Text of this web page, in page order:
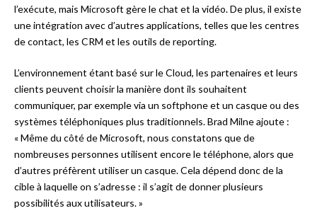
l’exécute, mais Microsoft gère le chat et la vidéo. De plus, il existe
une intégration avec d’autres applications, telles que les centres
de contact, les CRM et les outils de reporting.
L’environnement étant basé sur le Cloud, les partenaires et leurs
clients peuvent choisir la manière dont ils souhaitent
communiquer, par exemple via un softphone et un casque ou des
systèmes téléphoniques plus traditionnels. Brad Milne ajoute :
« Même du côté de Microsoft, nous constatons que de
nombreuses personnes utilisent encore le téléphone, alors que
d’autres préfèrent utiliser un casque. Cela dépend donc de la
cible à laquelle on s’adresse : il s’agit de donner plusieurs
possibilités aux utilisateurs. »